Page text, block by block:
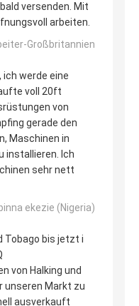
versenden. Mit
arbeiten.
Großbritannien
ich werde eine
voll 20ft
von
gerade den
Maschinen in
installieren. Ich
sehr nett
ekezie (Nigeria)
Tobago bis jetzt i
von Halking und
unseren Markt zu
ausverkauft